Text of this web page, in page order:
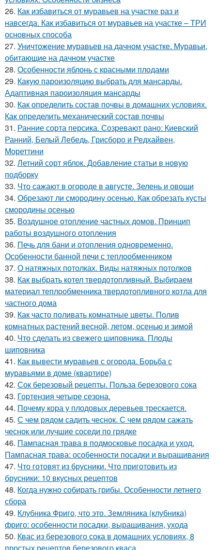
26. Как избавиться от муравьев на участке раз и
навсегда. Как избавиться от муравьев на участке – ТРИ
основных способа
27. Уничтожение муравьев на дачном участке. Муравьи,
обитающие на дачном участке
28. Особенности яблонь с красными плодами
29. Какую пароизоляцию выбрать для мансарды.
Адаптивная пароизоляция мансарды
30. Как определить состав почвы в домашних условиях.
Как определить механический состав почвы
31. Ранние сорта персика. Созревают рано: Киевский
Ранний, Белый Лебедь, Грисборо и Редхайвен,
Мореттини
32. Летний сорт яблок. Добавление статьи в новую
подборку
33. Что сажают в огороде в августе. Зелень и овощи
34. Обрезают ли смородину осенью. Как обрезать кусты
смородины осенью
35. Воздушное отопление частных домов. Принцип
работы воздушного отопления
36. Печь для бани и отопления одновременно.
Особенности банной печи с теплообменником
37. О натяжных потолках. Виды натяжных потолков
38. Как выбрать котел твердотопливный. Выбираем
материал теплообменника твердотопливного котла для
частного дома
39. Как часто поливать комнатные цветы. Полив
комнатных растений весной, летом, осенью и зимой
40. Что сделать из свежего шиповника. Плоды
шиповника
41. Как вывести муравьев с огорода. Борьба с
муравьями в доме (квартире)
42. Сок березовый рецепты. Польза березового сока
43. Гортензия четыре сезона.
44. Почему кора у плодовых деревьев трескается.
45. С чем рядом садить чеснок. С чем рядом сажать
чеснок или лучшие соседи по грядке
46. Пампасная трава в подмосковье посадка и уход.
Пампасная трава: особенности посадки и выращивания
47. Что готовят из брусники. Что приготовить из
брусники: 10 вкусных рецептов
48. Когда нужно собирать грибы. Особенности летнего
сбора
49. Клубника Фриго, что это. Земляника (клубника)
фриго: особенности посадки, выращивания, ухода
50. Квас из березового сока в домашних условиях, 8